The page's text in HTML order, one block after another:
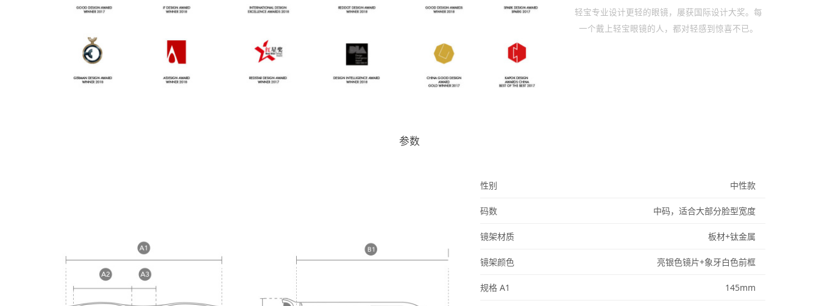
轻宝专业设计更轻的眼镜，屡获国际设计大奖。每
一个戴上轻宝眼镜的人，都对轻感到惊喜不已。
参数
性别 中性款
码数 中码，适合大部分脸型宽度
镜架材质 板材+钛金属
镜架颜色 亮银色镜片+象牙白色前框
规格 A1 145mm